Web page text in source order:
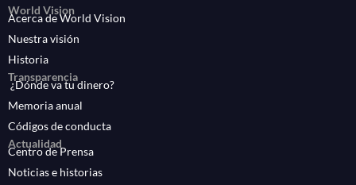
World Vision
Acerca de World Vision
Nuestra visión
Historia
Transparencia
¿Dónde va tu dinero?
Memoria anual
Códigos de conducta
Actualidad
Centro de Prensa
Noticias e historias